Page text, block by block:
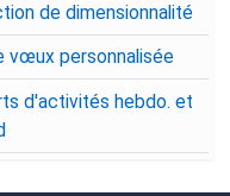
de dimensionnalité
vœux personnalisée
d'activités hebdo. et